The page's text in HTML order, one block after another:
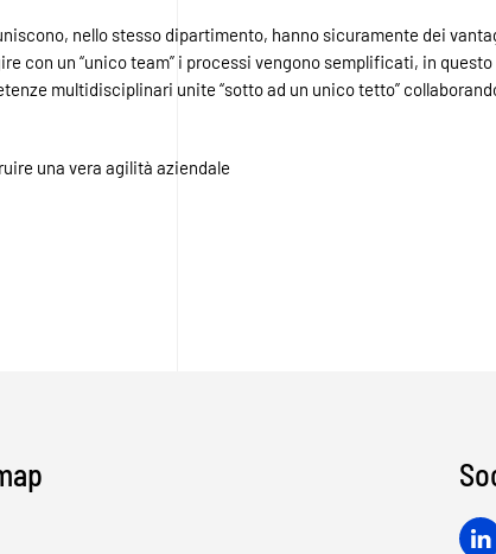
nello stesso dipartimento, hanno sicuramente dei
con un “unico team” i processi vengono semplificati, in
multidisciplinari unite “sotto ad un unico tetto”
una vera agilità aziendale